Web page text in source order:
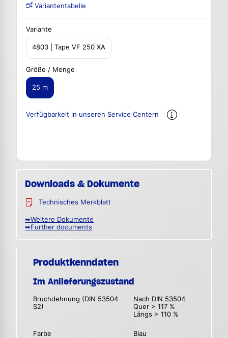
Variantentabelle
Variante
4803 | Tape VF 250 XA
Größe / Menge
25 m
Verfügbarkeit in unseren Service Centern
Downloads & Dokumente
Technisches Merkblatt
➥Weitere Dokumente
➥Further documents
Produktkenndaten
Im Anlieferungszustand
Bruchdehnung (DIN 53504
S2)
Nach DIN 53504
Quer > 117 %
Längs > 110 %
Farbe Blau